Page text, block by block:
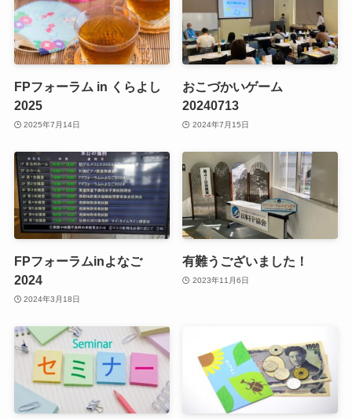
FPフォーラム in くらよし
2025
2025年7月14日
おこづかいゲーム
20240713
2024年7月15日
FPフォーラムinよなご
2024
2024年3月18日
有難うございました！
2023年11月6日